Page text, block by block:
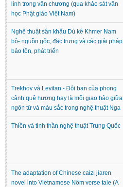
linh trong văn chương (qua khảo sát văn
học Phật giáo Việt Nam)
Nghệ thuật sân khấu Dù kê Khmer Nam
bộ- nguồn gốc, đặc trưng và các giải pháp
bảo tồn, phát triển
Trekhov và Levitan - Đôi bạn của phong
cảnh quê hương hay là mối giao hảo giữa
ngôn từ và màu sắc trong nghệ thuật Nga
Thiền và tinh thần nghệ thuật Trung Quốc
The adaptation of Chinese caizi jiaren
novel into Vietnamese Nôm verse tale (A